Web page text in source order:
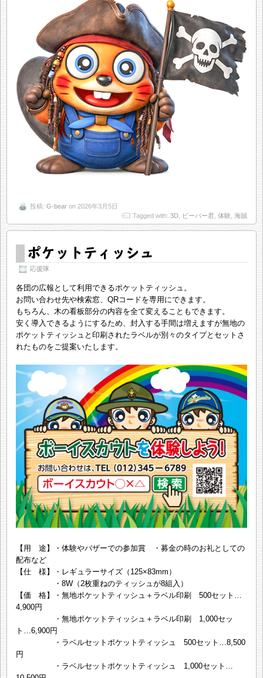
投稿: G-bear on 2026年3月5日
Tagged with: 3D, ビーバー君, 体験, 海賊
ポケットティッシュ
応援隊
各団の広報として利用できるポケットティッシュ。
お問い合わせ先や検索窓、QRコードを専用にできます。
もちろん、木の看板部分の内容を全て変えることもできます。
安く導入できるようにするため、封入する手間は増えますが無地の
ポケットティッシュと印刷されたラベルが別々のタイプとセットさ
れたものをご提案いたします。
【用 途】・体験やバザーでの参加賞 ・募金の時のお礼としての
配布など
【仕 様】・レギュラーサイズ（125×83mm）
・8W（2枚重ねのティッシュが8組入）
【価 格】・無地ポケットティッシュ＋ラベル印刷 500セット…
4,900円
・無地ポケットティッシュ＋ラベル印刷 1,000セッ
ト…6,900円
・ラベルセットポケットティッシュ 500セット…8,500
円
・ラベルセットポケットティッシュ 1,000セット…